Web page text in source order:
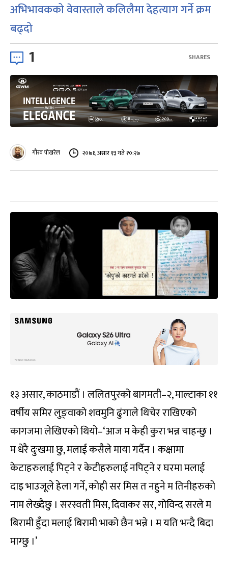
अभिभावकको वेवास्ताले कलिलैमा देहत्याग गर्ने क्रम
बढ्दो
1 SHARES
गौरव पोखरेल २०७६ असार १३ गते १०:२७
१३ असार, काठमाडौं । ललितपुरको बागमती–२, माल्टाका ११
वर्षीय समिर लुङ्वाको शवमुनि ढुंगाले थिचेर राखिएको
कागजमा लेखिएको थियो–‘आज म केही कुरा भन्न चाहन्छु ।
म धेरै दुःखमा छु, मलाई कसैले माया गर्दैन । कक्षामा
केटाहरुलाई पिट्ने र केटीहरुलाई नपिट्ने र घरमा मलाई
दाइ भाउजूले हेला गर्ने, कोही सर मिस त नहुने म तिनीहरुको
नाम लेख्दैछु । सरस्वती मिस, दिवाकर सर, गोविन्द सरले म
बिरामी हुँदा मलाई बिरामी भाको छैन भन्ने । म यति भन्दै बिदा
माग्छु ।’